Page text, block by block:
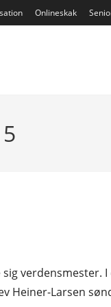
Onlineskak
Heiner-Larsen